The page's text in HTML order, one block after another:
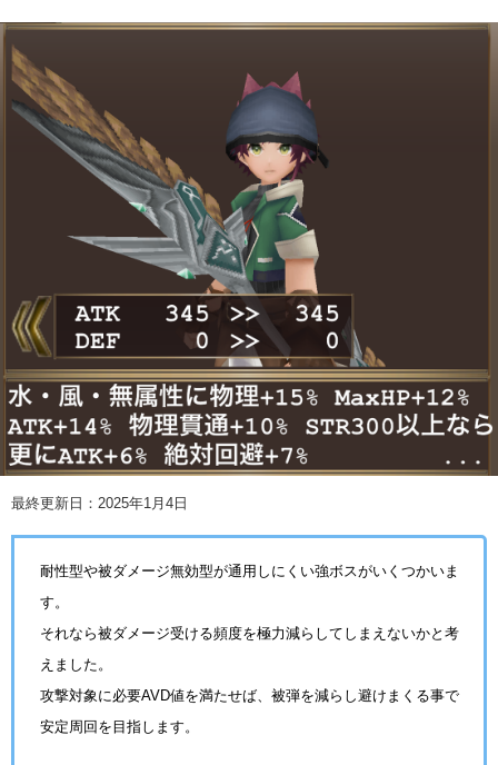
最終更新日：2025年1月4日
耐性型や被ダメージ無効型が通用しにくい強ボスがいくつかいま
す。
それなら被ダメージ受ける頻度を極力減らしてしまえないかと考
えました。
攻撃対象に必要AVD値を満たせば、被弾を減らし避けまくる事で
安定周回を目指します。